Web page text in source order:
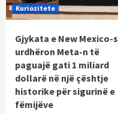
Kuriozitete
Gjykata e New Mexico-s
urdhëron Meta-n të
paguajë gati 1 miliard
dollarë në një çështje
historike për sigurinë e
fëmijëve